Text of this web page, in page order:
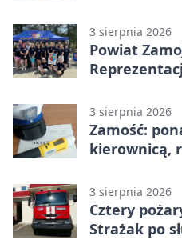
3 sierpnia 2026
Powiat
3 sierpnia 2026
Zamość:
kierownicą,
3 sierpnia 2026
Cztery
Strażak po